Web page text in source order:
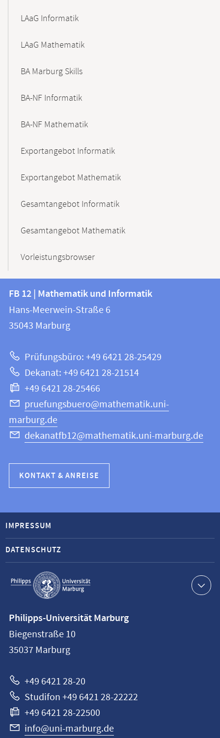
LAaG Informatik
LAaG Mathematik
BA Marburg Skills
BA-NF Informatik
BA-NF Mathematik
Exportangebot Informatik
Exportangebot Mathematik
Gesamtangebot Informatik
Gesamtangebot Mathematik
Vorleistungsbrowser
Kontakt
und
Informationen
Website
FB
12
|
und
Informatik
FB 12 | Mathematik und Informatik
Hans-Meerwein-Straße 6
35043 Marburg
Prüfungsbüro: +49 6421 28-25429
Dekanat: +49 6421 28-21514
+49 6421 28-25466
pruefungsbuero@mathematik.uni-
marburg.de
dekanatfb12@mathematik.uni-marburg.de
KONTAKT & ANREISE
Service-
Navigation
IMPRESSUM
DATENSCHUTZ
Philipps-
Universität
Marburg
Philipps-Universität Marburg
Biegenstraße 10
35037 Marburg
+49 6421 28-20
Studifon +49 6421 28-22222
+49 6421 28-22500
info@uni-marburg.de